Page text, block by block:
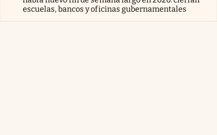
escuelas, bancos y oficinas gubernamentales